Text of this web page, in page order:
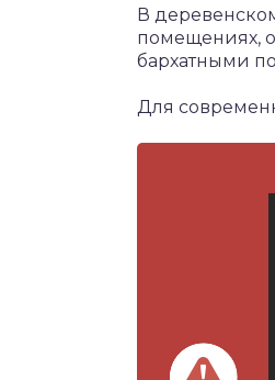
В
помещениях,
бархатными
Для